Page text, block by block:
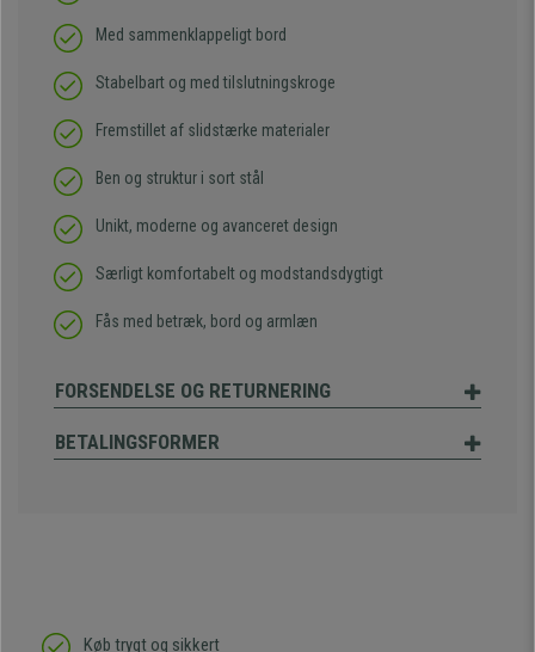
Med sammenklappeligt bord
Stabelbart og med tilslutningskroge
Fremstillet af slidstærke materialer
Ben og struktur i sort stål
Unikt, moderne og avanceret design
Særligt komfortabelt og modstandsdygtigt
Fås med betræk, bord og armlæn
FORSENDELSE OG RETURNERING
BETALINGSFORMER
Køb trygt og sikkert